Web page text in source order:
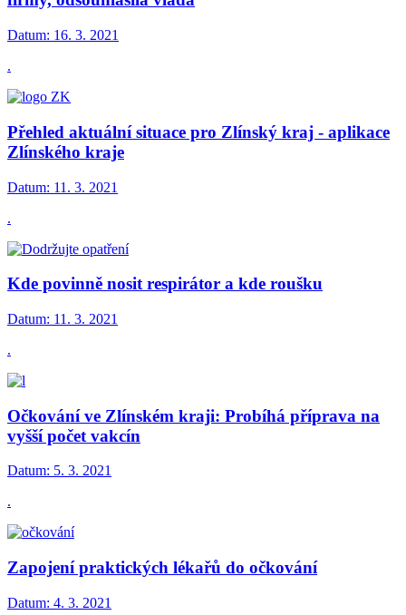
Datum: 16. 3. 2021
.
Přehled aktuální situace pro Zlínský kraj - aplikace
Zlínského kraje
Datum: 11. 3. 2021
.
Kde povinně nosit respirátor a kde roušku
Datum: 11. 3. 2021
.
Očkování ve Zlínském kraji: Probíhá příprava na
vyšší počet vakcín
Datum: 5. 3. 2021
.
Zapojení praktických lékařů do očkování
Datum: 4. 3. 2021